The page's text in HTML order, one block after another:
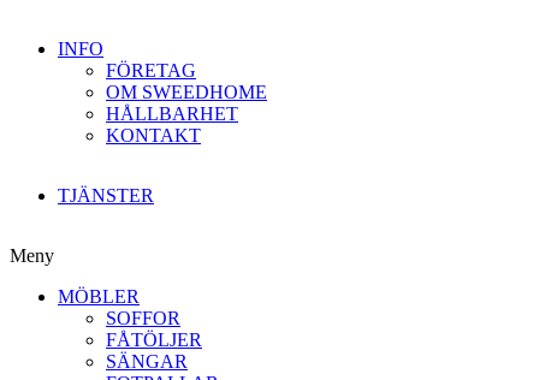
INFO
FÖRETAG
OM SWEEDHOME
HÅLLBARHET
KONTAKT
TJÄNSTER
Meny
MÖBLER
SOFFOR
FÅTÖLJER
SÄNGAR